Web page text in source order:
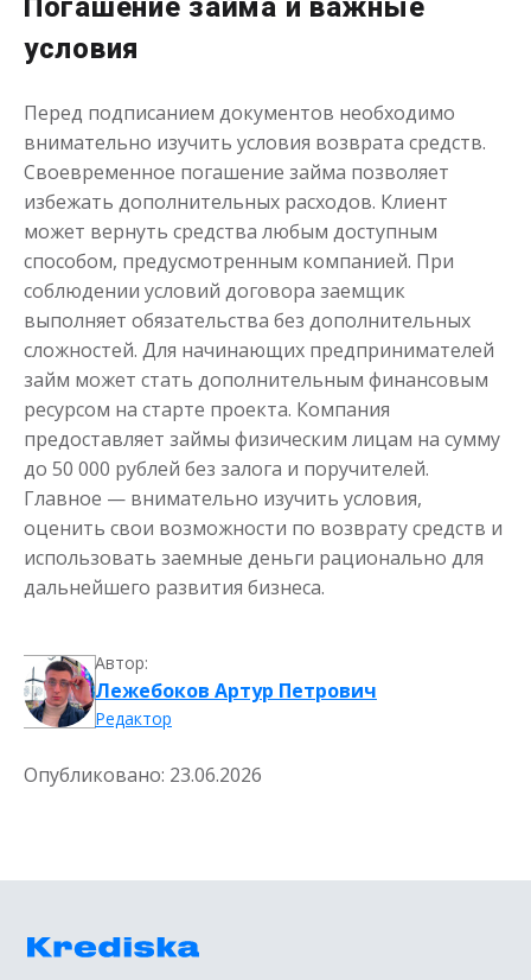
Погашение займа и важные
условия
Перед подписанием документов необходимо
внимательно изучить условия возврата средств.
Своевременное погашение займа позволяет
избежать дополнительных расходов. Клиент
может вернуть средства любым доступным
способом, предусмотренным компанией. При
соблюдении условий договора заемщик
выполняет обязательства без дополнительных
сложностей. Для начинающих предпринимателей
займ может стать дополнительным финансовым
ресурсом на старте проекта. Компания
предоставляет займы физическим лицам на сумму
до 50 000 рублей без залога и поручителей.
Главное — внимательно изучить условия,
оценить свои возможности по возврату средств и
использовать заемные деньги рационально для
дальнейшего развития бизнеса.
Автор:
Лежебоков Артур Петрович
Редактор
Опубликовано: 23.06.2026